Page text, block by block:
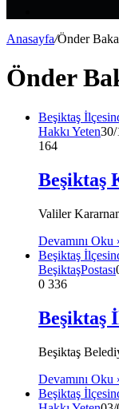
Anasayfa/Önder
Önder
Beşiktaş
Hakkı Yeten30/
164
Beşiktaş
Valiler
Devamını Oku
Beşiktaş
BeşiktaşPostası
0 336
Beşiktaş
Beşiktaş
Devamını Oku
Beşiktaş